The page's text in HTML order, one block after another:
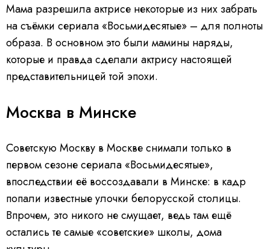
Мама разрешила актрисе некоторые из них забрать
на съёмки сериала «Восьмидесятые» – для полноты
образа. В основном это были мамины наряды,
которые и правда сделали актрису настоящей
представительницей той эпохи.
Москва в Минске
Советскую Москву в Москве снимали только в
первом сезоне сериала «Восьмидесятые»,
впоследствии её воссоздавали в Минске: в кадр
попали известные улочки белорусской столицы.
Впрочем, это никого не смущает, ведь там ещё
остались те самые «советские» школы, дома